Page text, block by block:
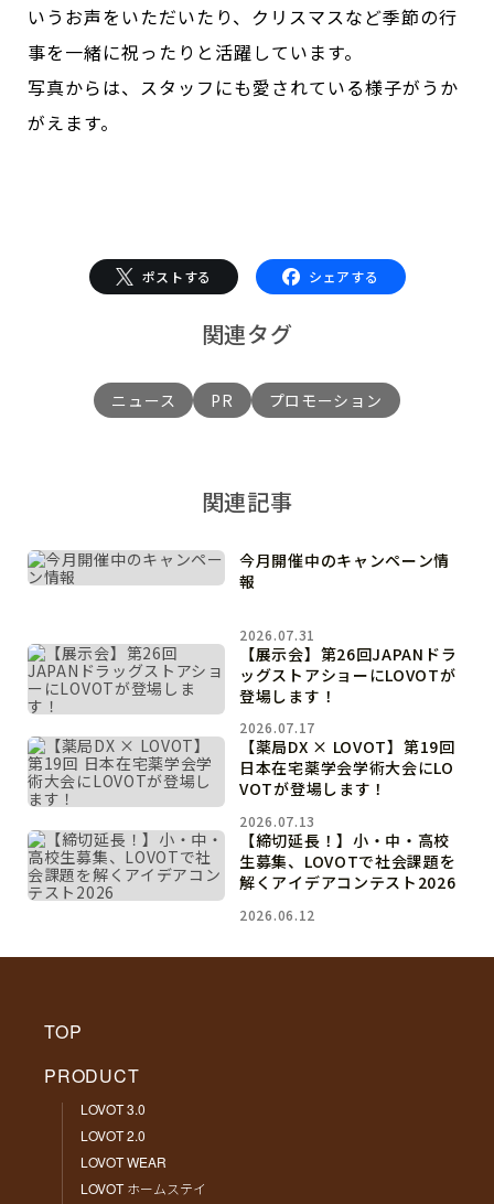
いうお声をいただいたり、クリスマスなど季節の行
事を一緒に祝ったりと活躍しています。
写真からは、スタッフにも愛されている様子がうか
がえます。
ポストする シェアする
関連タグ
ニュース PR プロモーション
関連記事
今月開催中のキャンペーン情
報
2026.07.31
【展示会】第26回JAPANドラ
ッグストアショーにLOVOTが
登場します！
2026.07.17
【薬局DX × LOVOT】第19回
日本在宅薬学会学術大会にLO
VOTが登場します！
2026.07.13
【締切延長！】小・中・高校
生募集、LOVOTで社会課題を
解くアイデアコンテスト2026
2026.06.12
TOP
PRODUCT
LOVOT 3.0
LOVOT 2.0
LOVOT WEAR
LOVOT ホームステイ